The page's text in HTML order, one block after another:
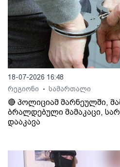
18-07-2026 16:48
რეგიონი
• სამართალი
🔴 პოლიციამ მარნეულში,
ბრალდებული მამაკაცი,
დააკავა